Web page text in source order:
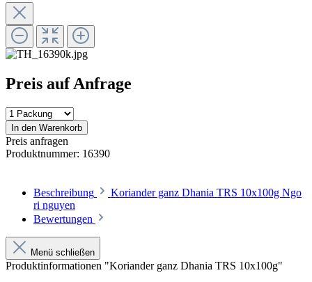
Preis auf Anfrage
In den Warenkorb
Preis anfragen
Produktnummer: 16390
Beschreibung
Koriander ganz Dhania TRS 10x100g Ngo
ri nguyen
Bewertungen
Menü schließen
Produktinformationen "Koriander ganz Dhania TRS 10x100g"